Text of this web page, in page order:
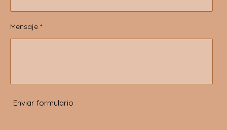
Mensaje *
Enviar formulario